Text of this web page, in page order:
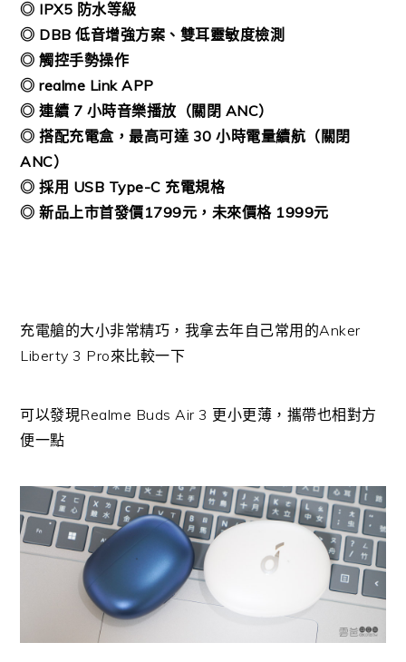
◎ IPX5 防水等級
◎ DBB 低音增強方案、雙耳靈敏度檢測
◎ 觸控手勢操作
◎ realme Link APP
◎ 連續 7 小時音樂播放（關閉 ANC）
◎ 搭配充電盒，最高可達 30 小時電量續航（關閉
ANC）
◎ 採用 USB Type-C 充電規格
◎ 新品上市首發價1799元，未來價格 1999元
充電艙的大小非常精巧，我拿去年自己常用的Anker
Liberty 3 Pro來比較一下
可以發現Realme Buds Air 3 更小更薄，攜帶也相對方
便一點